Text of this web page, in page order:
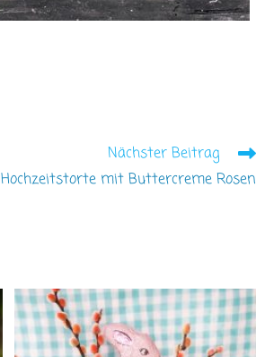
Nächster Beitrag
Hochzeitstorte mit Buttercreme Rosen